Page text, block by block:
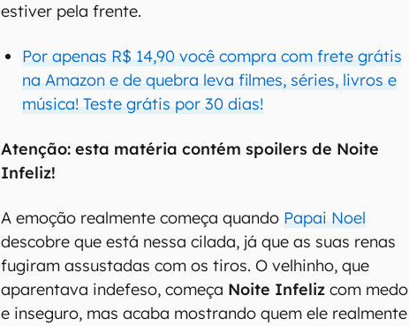
estiver pela frente.
Por apenas R$ 14,90 você compra com frete grátis
na Amazon e de quebra leva filmes, séries, livros e
música! Teste grátis por 30 dias!
Atenção: esta matéria contém spoilers de Noite
Infeliz!
A emoção realmente começa quando Papai Noel
descobre que está nessa cilada, já que as suas renas
fugiram assustadas com os tiros. O velhinho, que
aparentava indefeso, começa Noite Infeliz com medo
e inseguro, mas acaba mostrando quem ele realmente